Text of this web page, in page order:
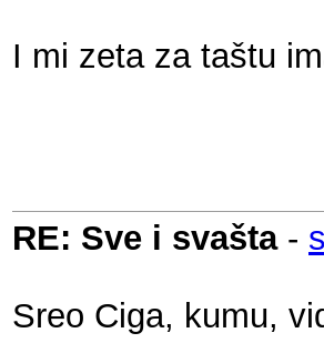
I mi zeta za taštu
RE: Sve i svašta-
Sreo Ciga, kumu,